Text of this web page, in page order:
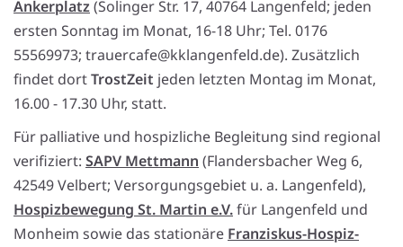
Ankerplatz(Solinger Str. 17, 40764 Langenfeld; jeden
ersten Sonntag im Monat, 16-18 Uhr; Tel. 0176
55569973; trauercafe@kklangenfeld.de). Zusätzlich
findet dortTrostZeit jeden letzten Montag im Monat,
16.00 - 17.30 Uhr, statt.
Für palliative und hospizliche Begleitung sind regional
verifiziert: SAPV Mettmann (Flandersbacher Weg 6,
42549 Velbert; Versorgungsgebiet u. a. Langenfeld),
Hospizbewegung St. Martin e.V.für Langenfeld und
Monheim sowie das stationäre Franziskus-Hospiz-